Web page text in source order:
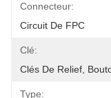
Connecteur:
Circuit De FPC
Clé:
Clés De Relief,
Type: